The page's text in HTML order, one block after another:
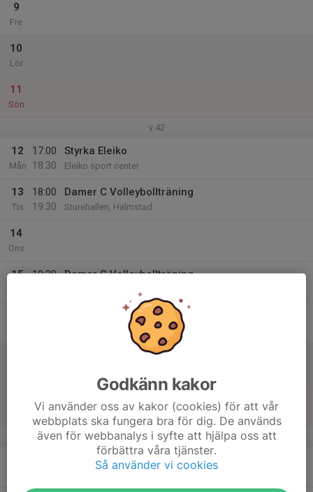
9
Fre
10
Lör
11
Sön
v.42
12
Mån
17:00
18:30
Styrka Eleiko
Eleiko sport center
13
Tis
18:00
19:30
Damer C Volleybollträning
Sturehallen, Halmstad
14
Ons
15
19:30
Damer C Volleybollträning
Damer C Volleybollträning
v.43
Styrka Eleiko
Godkänn kakor
Vi använder oss av kakor (cookies) för att vår
webbplats ska fungera bra för dig. De används
även för webbanalys i syfte att hjälpa oss att
förbättra våra tjänster.
Så använder vi cookies